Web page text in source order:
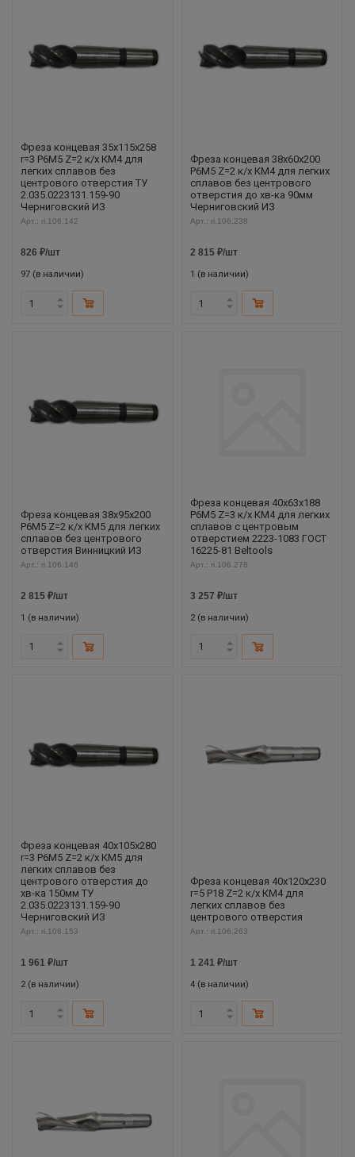
Фреза концевая 35х115х258
r=3 Р6М5 Z=2 к/х КМ4 для
легких сплавов без
центрового отверстия ТУ
2.035.0223131.159-90
Черниговский ИЗ
Арт.: ri.106.142
826 ₽/шт
97 (в наличии)
Фреза концевая 38х60х200
Р6М5 Z=2 к/х КМ4 для легких
сплавов без центрового
отверстия до хв-ка 90мм
Черниговский ИЗ
Арт.: ri.106.238
2 815₽/шт
1 (в наличии)
Фреза концевая 38х95х200
Р6М5 Z=2 к/х КМ5 для легких
сплавов без центрового
отверстия Винницкий ИЗ
Арт.: ri.106.146
2 815 ₽/шт
1 (в наличии)
Фреза концевая 40х63х188
Р6М5 Z=3 к/х КМ4 для легких
сплавов с центровым
отверстием 2223-1083 ГОСТ
16225-81 Beltools
Арт.: ri.106.278
3 257 ₽/шт
2 (в наличии)
Фреза концевая 40х105х280
r=3 Р6М5 Z=2 к/х КМ5 для
легких сплавов без
центрового отверстия до
хв-ка 150мм ТУ
2.035.0223131.159-90
Черниговский ИЗ
Арт.: ri.106.153
1 961 ₽/шт
2 (в наличии)
Фреза концевая 40х120х230
r=5 Р18 Z=2 к/х КМ4 для
легких сплавов без
центрового отверстия
Арт.: ri.106.263
1 241₽/шт
4 (в наличии)